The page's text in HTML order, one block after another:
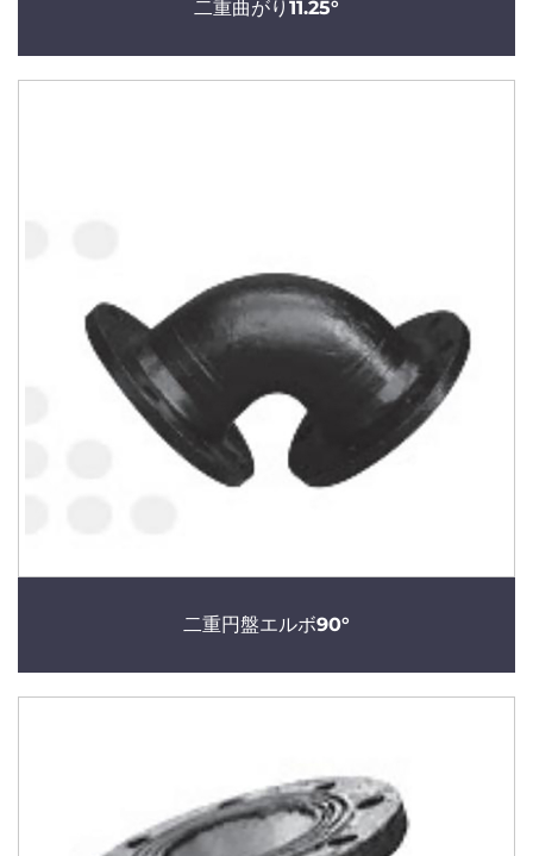
二重曲がり11.25°
二重円盤エルボ90°